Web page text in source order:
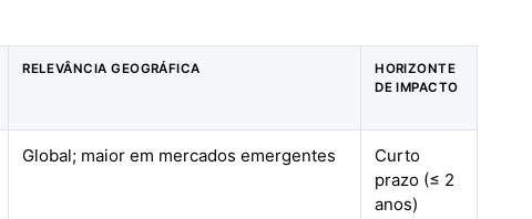
RELEVÂNCIA GEOGRÁFICA
HORIZONTE
DE IMPACTO
Global; maior em mercados emergentes
Curto
prazo (≤ 2
anos)